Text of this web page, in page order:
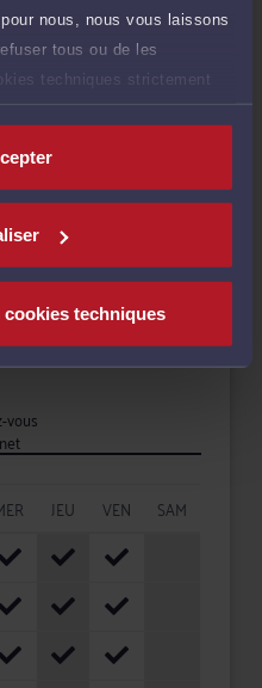
nous, nous vous laissons
tous ou de les
techniques strictement
site.
techniques
et de la concurrence
vous
JEU VEN
SAM